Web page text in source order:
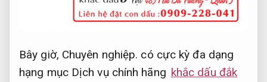
Bây giờ, Chuyên nghiệp. có cực kỳ đa dạng
hạng mục Dịch vụ chính hãng khắc dấu đắk